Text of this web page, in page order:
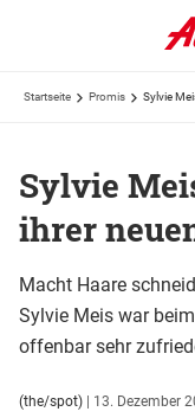
Startseite Promis Sylvie
Sylvie
ihrer
Macht Haare
Sylvie Meis war
offenbar sehr
(the/spot) | 13. Dezember